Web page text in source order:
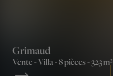
Grimaud
Vente -Villa- 8 pièces - 323 m²